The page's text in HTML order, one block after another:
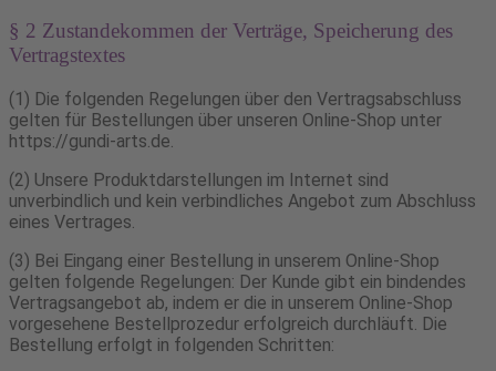
§ 2 Zustandekommen der Verträge, Speicherung des
Vertragstextes
(1) Die folgenden Regelungen über den Vertragsabschluss
gelten für Bestellungen über unseren Online-Shop unter
https://gundi-arts.de.
(2) Unsere Produktdarstellungen im Internet sind
unverbindlich und kein verbindliches Angebot zum Abschluss
eines Vertrages.
(3) Bei Eingang einer Bestellung in unserem Online-Shop
gelten folgende Regelungen: Der Kunde gibt ein bindendes
Vertragsangebot ab, indem er die in unserem Online-Shop
vorgesehene Bestellprozedur erfolgreich durchläuft. Die
Bestellung erfolgt in folgenden Schritten: